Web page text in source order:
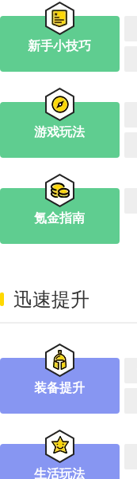
新手小技巧
游戏玩法
氪金指南
迅速提升
装备提升
生活玩法